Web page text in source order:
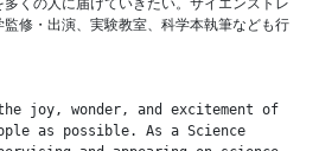
くの人に届けていきたい。サイエンストレ
修・出演、実験教室、科学本執筆なども行
joy, wonder, and excitement of
as possible. As a Science